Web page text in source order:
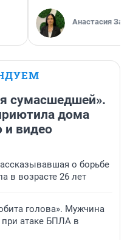
Анастасия
сумасшедшей».
дома
видео
о борьбе
в возрасте 26 лет
голова». Мужчина
при атаке БПЛА в